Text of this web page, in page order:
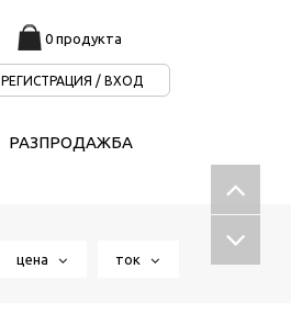
0 продукта
РЕГИСТРАЦИЯ / ВХОД
РАЗПРОДАЖБА
цена ток